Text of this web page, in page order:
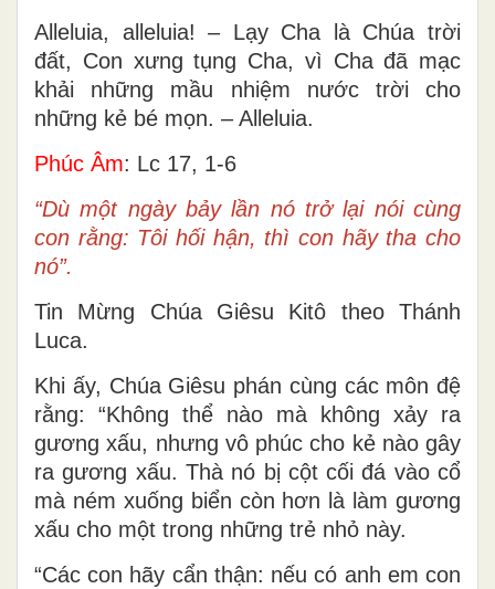
Alleluia, alleluia! – Lạy Cha là Chúa trời
đất, Con xưng tụng Cha, vì Cha đã mạc
khải những mầu nhiệm nước trời cho
những kẻ bé mọn. – Alleluia.
Phúc Âm: Lc 17, 1-6
“Dù một ngày bảy lần nó trở lại nói cùng
con rằng: Tôi hối hận, thì con hãy tha cho
nó”.
Tin Mừng Chúa Giêsu Kitô theo Thánh
Luca.
Khi ấy, Chúa Giêsu phán cùng các môn đệ
rằng: “Không thể nào mà không xảy ra
gương xấu, nhưng vô phúc cho kẻ nào gây
ra gương xấu. Thà nó bị cột cối đá vào cổ
mà ném xuống biển còn hơn là làm gương
xấu cho một trong những trẻ nhỏ này.
“Các con hãy cẩn thận: nếu có anh em con